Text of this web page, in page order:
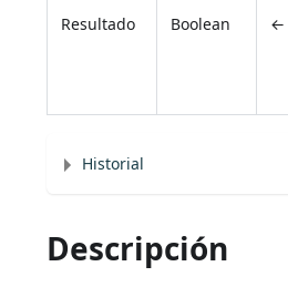
Resultado Boolean ←
Historial
Descripción